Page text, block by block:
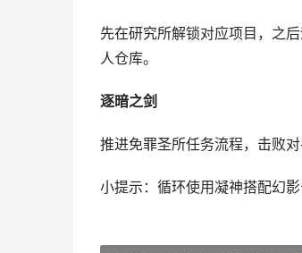
先在研究所解锁对应项目，之
人仓库。
逐暗之剑
推进免罪圣所任务流程，击败
小提示：循环使用凝神搭配幻